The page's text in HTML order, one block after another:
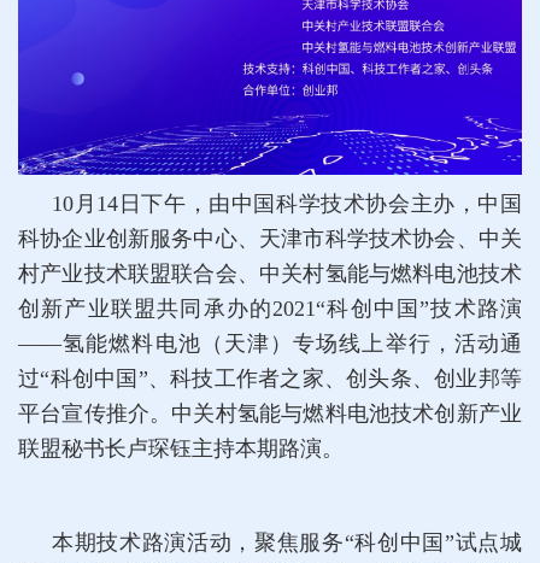
10月14日下午，由中国科学技术协会主办，中国
科协企业创新服务中心、天津市科学技术协会、中关
村产业技术联盟联合会、中关村氢能与燃料电池技术
创新产业联盟共同承办的2021“科创中国”技术路演
——氢能燃料电池（天津）专场线上举行，活动通
过“科创中国”、科技工作者之家、创头条、创业邦等
平台宣传推介。中关村氢能与燃料电池技术创新产业
联盟秘书长卢琛钰主持本期路演。
本期技术路演活动，聚焦服务“科创中国”试点城